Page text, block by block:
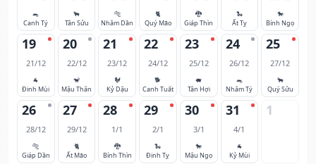
🐀
Canh Tý
🐂
Tân Sửu
🐅
Nhâm Dần
🐈
Quý Mão
🐉
Giáp Thìn
🐍
Ất Tỵ
🐎
Bính Ngọ
19
21/12
🐐
Đinh Mùi
20
22/12
🐒
Mậu Thân
21
23/12
🐓
Kỷ Dậu
22
24/12
🐕
Canh Tuất
23
25/12
🐖
Tân Hợi
24
26/12
🐀
Nhâm Tý
25
27/12
🐂
Quý Sửu
26
28/12
🐅
Giáp Dần
27
29/12
🐈
Ất Mão
28
1/1
🐉
Bính Thìn
29
2/1
🐍
Đinh Tỵ
30
3/1
🐎
Mậu Ngọ
31
4/1
🐐
Kỷ Mùi
1